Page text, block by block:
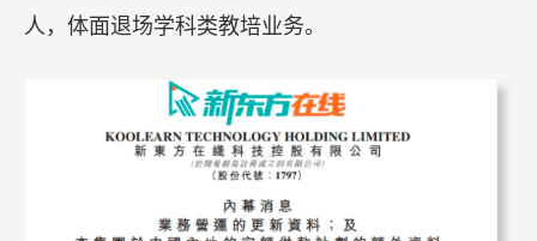
人，体面退场学科类教培业务。